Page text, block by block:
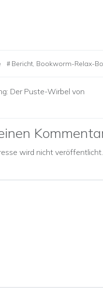
Bericht, Bookworm-Relax-
Der Puste-Wirbel von
wird nicht veröffentlicht.